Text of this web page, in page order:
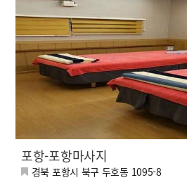
포항-포항마사지
경북 포항시 북구 두호동 1095-8